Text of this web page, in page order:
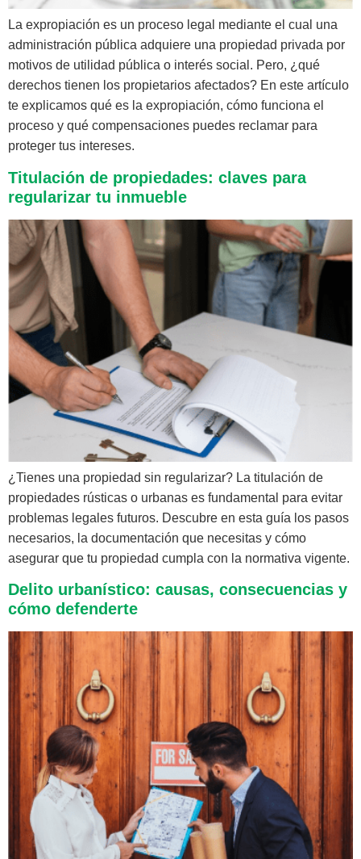
La expropiación es un proceso legal mediante el cual una
administración pública adquiere una propiedad privada por
motivos de utilidad pública o interés social. Pero, ¿qué
derechos tienen los propietarios afectados? En este artículo
te explicamos qué es la expropiación, cómo funciona el
proceso y qué compensaciones puedes reclamar para
proteger tus intereses.
Titulación de propiedades: claves para
regularizar tu inmueble
¿Tienes una propiedad sin regularizar? La titulación de
propiedades rústicas o urbanas es fundamental para evitar
problemas legales futuros. Descubre en esta guía los pasos
necesarios, la documentación que necesitas y cómo
asegurar que tu propiedad cumpla con la normativa vigente.
Delito urbanístico: causas, consecuencias y
cómo defenderte